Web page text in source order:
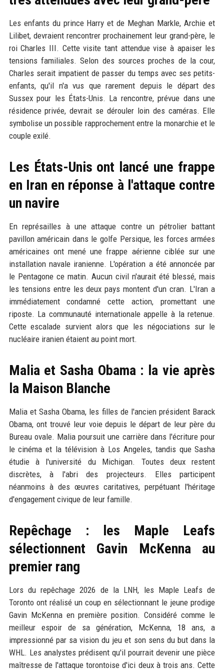
Les enfants du prince Harry et de Meghan Markle, Archie et
Lilibet, devraient rencontrer prochainement leur grand-père, le
roi Charles III. Cette visite tant attendue vise à apaiser les
tensions familiales. Selon des sources proches de la cour,
Charles serait impatient de passer du temps avec ses petits-
enfants, qu'il n'a vus que rarement depuis le départ des
Sussex pour les États-Unis. La rencontre, prévue dans une
résidence privée, devrait se dérouler loin des caméras. Elle
symbolise un possible rapprochement entre la monarchie et le
couple exilé.
Les États-Unis ont lancé une frappe
en Iran en réponse à l'attaque contre
un navire
En représailles à une attaque contre un pétrolier battant
pavillon américain dans le golfe Persique, les forces armées
américaines ont mené une frappe aérienne ciblée sur une
installation navale iranienne. L'opération a été annoncée par
le Pentagone ce matin. Aucun civil n'aurait été blessé, mais
les tensions entre les deux pays montent d'un cran. L'Iran a
immédiatement condamné cette action, promettant une
riposte. La communauté internationale appelle à la retenue.
Cette escalade survient alors que les négociations sur le
nucléaire iranien étaient au point mort.
Malia et Sasha Obama : la vie après
la Maison Blanche
Malia et Sasha Obama, les filles de l'ancien président Barack
Obama, ont trouvé leur voie depuis le départ de leur père du
Bureau ovale. Malia poursuit une carrière dans l'écriture pour
le cinéma et la télévision à Los Angeles, tandis que Sasha
étudie à l'université du Michigan. Toutes deux restent
discrètes, à l'abri des projecteurs. Elles participent
néanmoins à des œuvres caritatives, perpétuant l'héritage
d'engagement civique de leur famille.
Repêchage : les Maple Leafs
sélectionnent Gavin McKenna au
premier rang
Lors du repêchage 2026 de la LNH, les Maple Leafs de
Toronto ont réalisé un coup en sélectionnant le jeune prodige
Gavin McKenna en première position. Considéré comme le
meilleur espoir de sa génération, McKenna, 18 ans, a
impressionné par sa vision du jeu et son sens du but dans la
WHL. Les analystes prédisent qu'il pourrait devenir une pièce
maîtresse de l'attaque torontoise d'ici deux à trois ans. Cette